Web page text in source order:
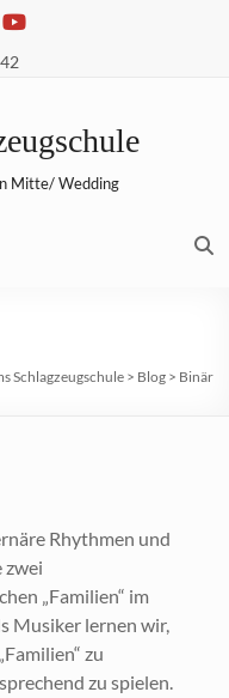
Mitte/ Wedding
Schlagzeugschule> Blog> Binär
Rhythmen und
zwei
„Familien“ im
Musiker lernen wir,
zu
zu spielen.